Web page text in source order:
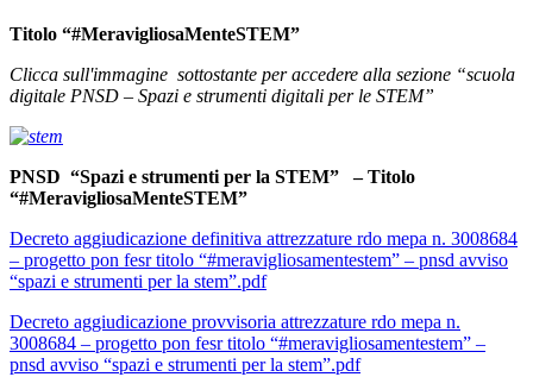
Titolo “#MeravigliosaMenteSTEM”
Clicca sull'immagine sottostante per accedere alla sezione “scuola
digitale PNSD – Spazi e strumenti digitali per le STEM”
PNSD “Spazi e strumenti per la STEM” – Titolo
“#MeravigliosaMenteSTEM”
Decreto aggiudicazione definitiva attrezzature rdo mepa n. 3008684
– progetto pon fesr titolo “#meravigliosamentestem” – pnsd avviso
“spazi e strumenti per la stem”.pdf
Decreto aggiudicazione provvisoria attrezzature rdo mepa n.
3008684 – progetto pon fesr titolo “#meravigliosamentestem” –
pnsd avviso “spazi e strumenti per la stem”.pdf